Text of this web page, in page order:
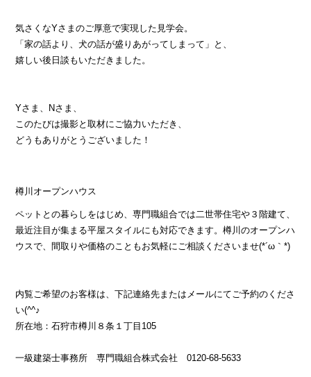
気さくなYさまのご厚意で実現した見学会。
「家の話より、犬の話が盛りあがってしまって」と、
嬉しい後日談もいただきました。
Yさま、Nさま、
このたびは撮影と取材にご協力いただき、
どうもありがとうございました！
樽川オープンハウス
ペットとの暮らしをはじめ、専門職組合では二世帯住宅や３階建て、
最近注目が集まる平屋スタイルにも対応できます。樽川のオープンハ
ウスで、間取りや価格のこともお気軽にご相談くださいませ(*´ω｀*)
内覧ご希望のお客様は、下記連絡先またはメールにてご予約のくださ
い(^^♪
所在地：石狩市樽川８条１丁目105
一級建築士事務所 専門職組合株式会社 0120-68-5633